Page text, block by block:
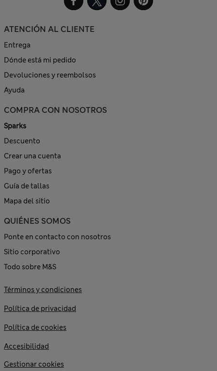
ATENCIÓN AL CLIENTE
Entrega
Dónde está mi pedido
Devoluciones y reembolsos
Ayuda
COMPRA CON NOSOTROS
Sparks
Descuento
Crear una cuenta
Pago y ofertas
Guía de tallas
Mapa del sitio
QUIÉNES SOMOS
Ponte en contacto con nosotros
Sitio corporativo
Todo sobre M&S
Términos y condiciones
Política de privacidad
Política de cookies
Accesibilidad
Gestionar cookies